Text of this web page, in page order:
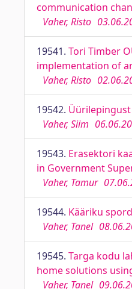
communication
Vaher, Risto
19541. Tori Timber
implementation of
Vaher, Risto
19542.
Vaher, Siim
19543. Erasektori
in Government
Vaher, Tamur
19544. Kääriku
Vaher, Tanel
19545. Targa kodu
home solutions
Vaher, Tanel